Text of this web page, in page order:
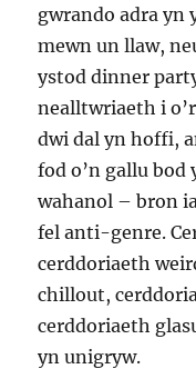
gwrando adra yn
mewn un llaw,
ystod dinner
nealltwriaeth i
dwi dal yn hoffi,
fod o’n gallu
wahanol – bron
fel anti-genre.
cerddoriaeth
chillout,
cerddoriaeth
yn unigryw.